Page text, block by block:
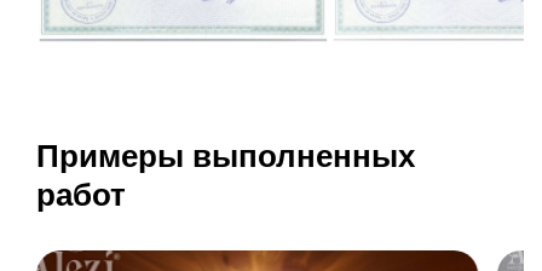
Примеры выполненных
работ